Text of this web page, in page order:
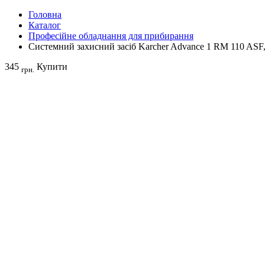
Головна
Каталог
Професійне обладнання для прибирання
Системний захисний засіб Karcher Advance 1 RM 110
345 грн. Купити